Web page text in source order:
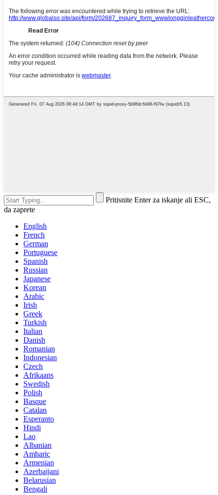
Pritisnite Enter za iskanje ali ESC,
da zaprete
English
French
German
Portuguese
Spanish
Russian
Japanese
Korean
Arabic
Irish
Greek
Turkish
Italian
Danish
Romanian
Indonesian
Czech
Afrikaans
Swedish
Polish
Basque
Catalan
Esperanto
Hindi
Lao
Albanian
Amharic
Armenian
Azerbaijani
Belarusian
Bengali